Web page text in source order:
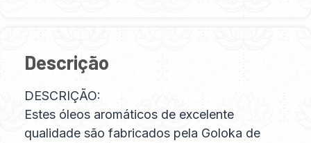
Descrição
DESCRIÇÃO:
Estes óleos aromáticos de excelente
qualidade são fabricados pela Goloka de